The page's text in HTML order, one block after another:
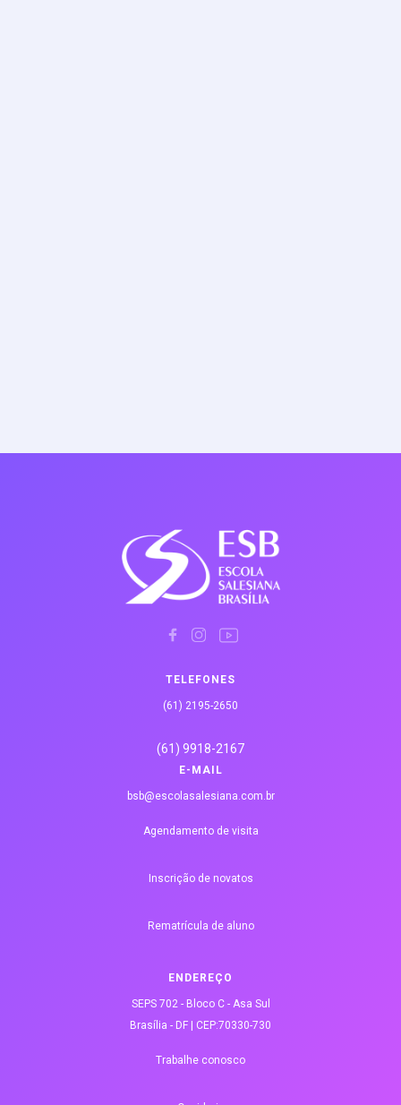
TELEFONES
(61) 2195-2650
(61) 9918-2167
E-MAIL
bsb@escolasalesiana.com.br
Agendamento de visita
Inscrição de novatos
Rematrícula de aluno
ENDEREÇO
SEPS 702 - Bloco C - Asa Sul
Brasília - DF | CEP:70330-730
Trabalhe conosco